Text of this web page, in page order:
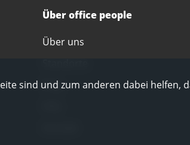
Über office people
Über uns
Blog
sind und zum anderen dabei helfen,